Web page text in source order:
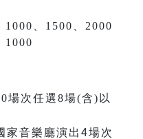
、1500、2000
1000
場次任選8場(含)以
家音樂廳演出4場次